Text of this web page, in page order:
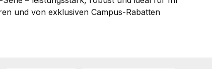
und von exklusiven Campus-Rabatten